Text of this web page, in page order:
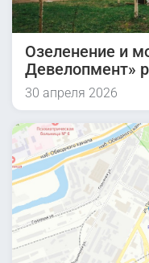
Озеленение и
Девелопмент»
квартале
30 апреля 2026